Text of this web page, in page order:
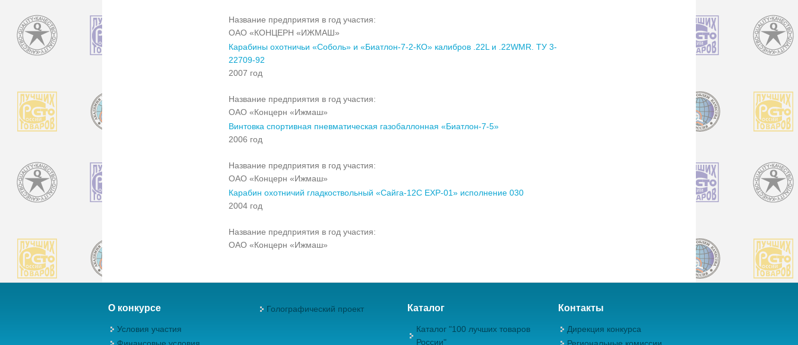
Название предприятия в год участия:
ОАО «КОНЦЕРН «ИЖМАШ»
Карабины охотничьи «Соболь» и «Биатлон-7-2-КО» калибров .22L и .22WMR. ТУ 3-
22709-92
2007 год
Название предприятия в год участия:
ОАО «Концерн «Ижмаш»
Винтовка спортивная пневматическая газобаллонная «Биатлон-7-5»
2006 год
Название предприятия в год участия:
ОАО «Концерн «Ижмаш»
Карабин охотничий гладкоствольный «Сайга-12С EXP-01» исполнение 030
2004 год
Название предприятия в год участия:
ОАО «Концерн «Ижмаш»
О конкурсе
Условия участия
Финансовые условия
Голографический проект Каталог
Каталог "100 лучших товаров
России"
Контакты
Дирекция конкурса
Региональные комиссии